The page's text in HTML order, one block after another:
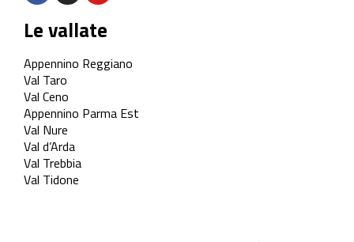
Le vallate
Appennino Reggiano
Val Taro
Val Ceno
Appennino Parma Est
Val Nure
Val d’Arda
Val Trebbia
Val Tidone